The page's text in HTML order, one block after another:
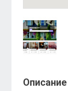
Описание